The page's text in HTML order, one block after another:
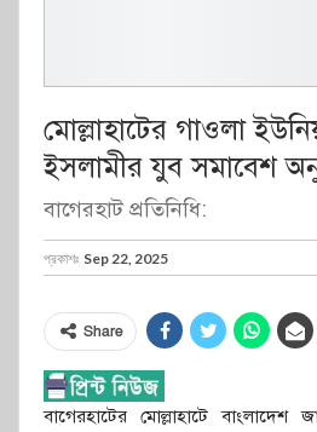
মোল্লাহাটের গাওলা
ইসলামীর যুব সমাবেশ
বাগেরহাট প্রতিনিধি:
প্রকাশঃ Sep 22, 2025
Share
বাগেরহাটের মোল্লাহাটে বাংলাদেশ